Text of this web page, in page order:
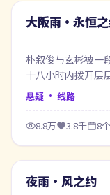
最新
大阪雨·永恒
朴叙俊与玄彬被一
十八小时内拨开层
悬疑 · 线路
8.8万 3.8千 8
最新
夜雨·风之约